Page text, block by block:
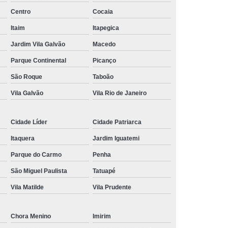
Magnética de Joelho
Magnética de Pelve
de Articulações
do Abdome Total
Tomografia do Tórax
Exame de Imagem Tomografia Pélvica
Ressonância Magnética Cardíaca
Ressonância Magnética da Prostata
Ressonância Magnética de Campo Aberto
Ressonância Magnética do Crânio
Ressonância Magnética na Coluna
Centro Cocaia
Itaim Itapegica
Jardim Vila Galvão Macedo
Parque Continental Picanço
São Roque Taboão
Vila Galvão Vila Rio de Janeiro
Cidade Líder Cidade Patriarca
Itaquera Jardim Iguatemi
Parque do Carmo Penha
São Miguel Paulista Tatuapé
Vila Matilde Vila Prudente
Chora Menino Imirim